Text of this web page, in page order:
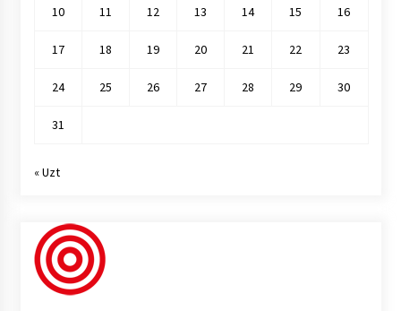
10 11 12 13 14 15 16
17 18 19 20 21 22 23
24 25 26 27 28 29 30
31
« Uzt